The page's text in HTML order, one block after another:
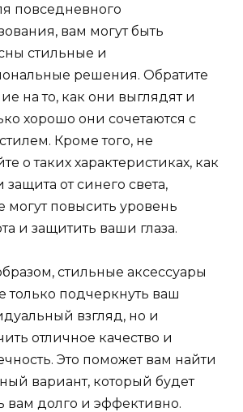
повседневного
вам могут быть
стильные и
решения. Обратите
на то, как они выглядят и
хорошо они сочетаются с
Кроме того, не
о таких характеристиках, как
от синего света,
могут повысить уровень
и защитить ваши глаза.
стильные аксессуары
только подчеркнуть ваш
взгляд, но и
отличное качество и
Это поможет вам найти
вариант, который будет
вам долго и эффективно.